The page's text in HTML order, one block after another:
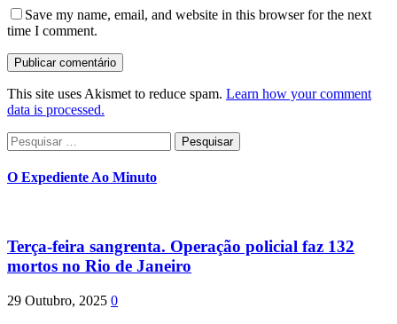
Save my name, email, and website in this browser for the next
time I comment.
This site uses Akismet to reduce spam. Learn how your comment
data is processed.
Pesquisar
por:
O Expediente Ao Minuto
Terça-feira sangrenta. Operação policial faz 132
mortos no Rio de Janeiro
29 Outubro, 2025 0